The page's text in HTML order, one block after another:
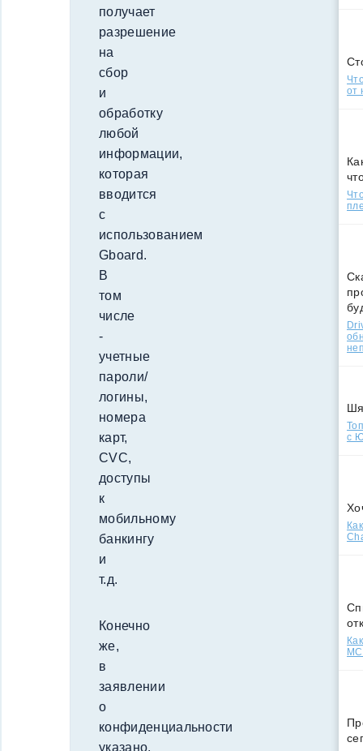
получает
разрешение
на
сбор
и
обработку
любой
информации,
которая
вводится
с
использованием
Gboard.
В
том
числе
-
учетные
пароли/
логины,
номера
карт,
CVC,
доступы
к
мобильному
банкингу
и
т.д.
Конечно
же,
в
заявлении
о
конфиденциальности
указано,
от
с